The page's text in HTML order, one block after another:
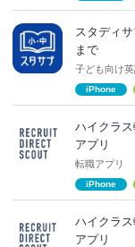
スタディ
まで
子ども向け英
iPhone
ハイクラ
アプリ
転職アプリ
iPhone
ハイクラ
アプリ